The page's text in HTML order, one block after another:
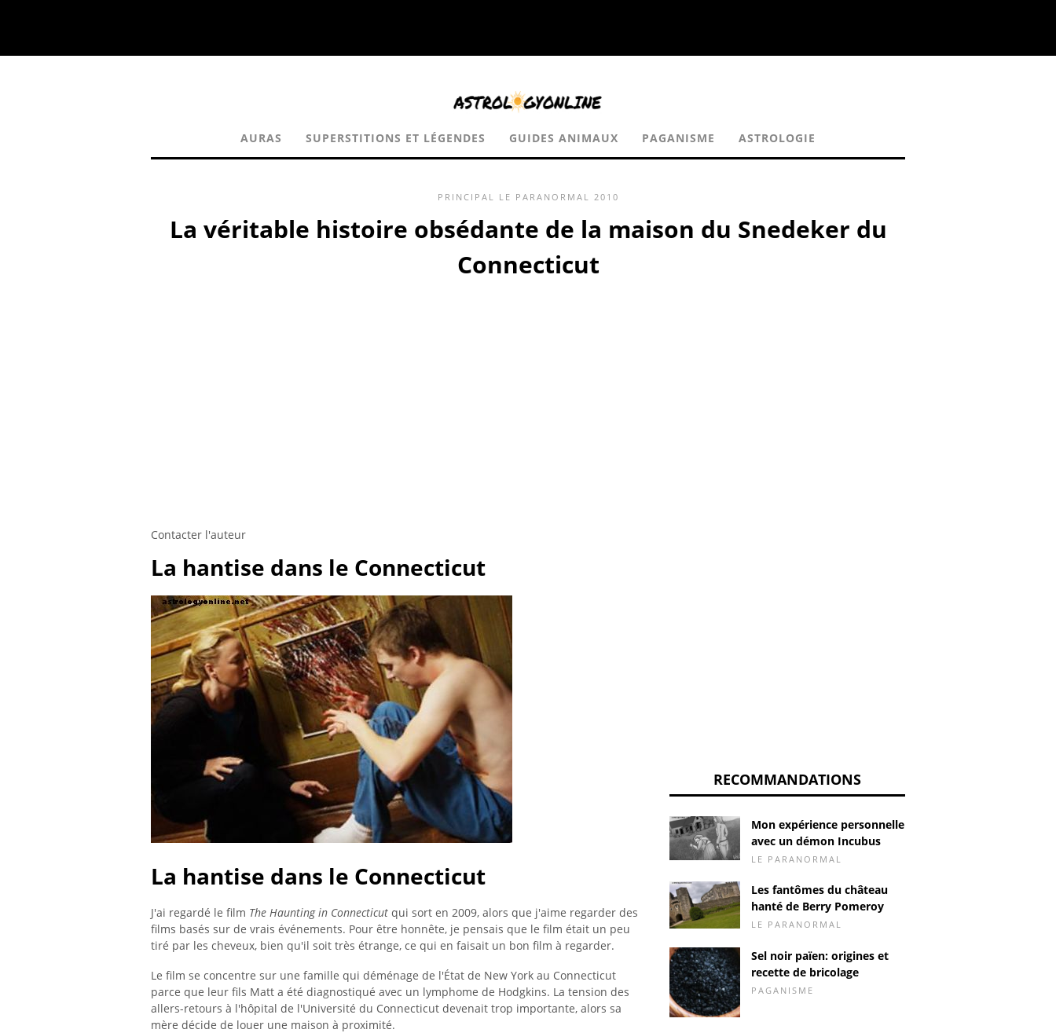
AURAS SUPERSTITIONS ET LÉGENDES GUIDES ANIMAUX PAGANISME ASTROLOGIE
PRINCIPAL LE PARANORMAL 2010
La véritable histoire obsédante de la maison du Snedeker du
Connecticut
Contacter l'auteur
La hantise dans le Connecticut
La hantise dans le Connecticut
J'ai regardé le film The Haunting in Connecticut qui sort en 2009, alors que j'aime regarder des
films basés sur de vrais événements. Pour être honnête, je pensais que le film était un peu
tiré par les cheveux, bien qu'il soit très étrange, ce qui en faisait un bon film à regarder.
Le film se concentre sur une famille qui déménage de l'État de New York au Connecticut
parce que leur fils Matt a été diagnostiqué avec un lymphome de Hodgkins. La tension des
allers-retours à l'hôpital de l'Université du Connecticut devenait trop importante, alors sa
mère décide de louer une maison à proximité.
RECOMMANDATIONS
Mon expérience personnelle
avec un démon Incubus
LE PARANORMAL
Les fantômes du château
hanté de Berry Pomeroy
LE PARANORMAL
Sel noir païen: origines et
recette de bricolage
PAGANISME